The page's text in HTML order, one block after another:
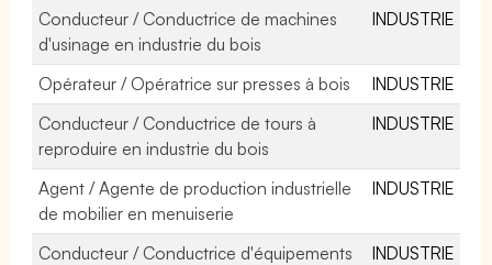
Conducteur / Conductrice de machines
d'usinage en industrie du bois
INDUSTRIE
Opérateur / Opératrice sur presses à bois
INDUSTRIE
Conducteur / Conductrice de tours à
reproduire en industrie du bois
INDUSTRIE
Agent / Agente de production industrielle
de mobilier en menuiserie
INDUSTRIE
Conducteur / Conductrice d'équipements
INDUSTRIE